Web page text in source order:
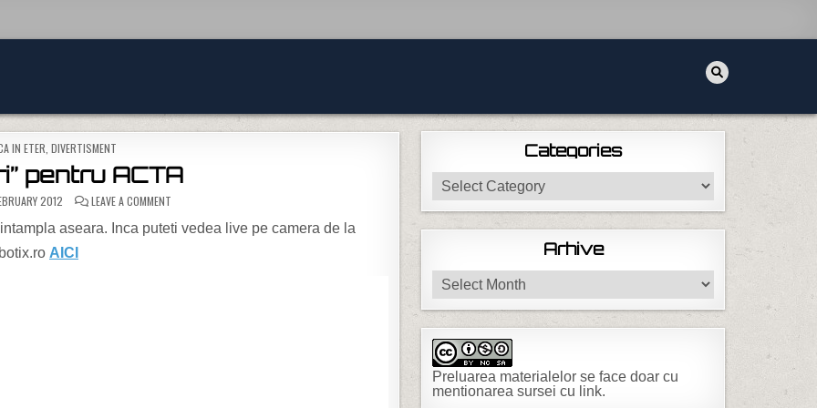
IN
IN ETER ,DIVERTISMENT
pentru ACTA
2012 LEAVE A COMMENT
aseara. Inca puteti vedea live pe camera de la
AICI
Categories
Categories
Arhive
Arhive
Preluarea materialelor se face doar cu
mentionarea sursei cu link.